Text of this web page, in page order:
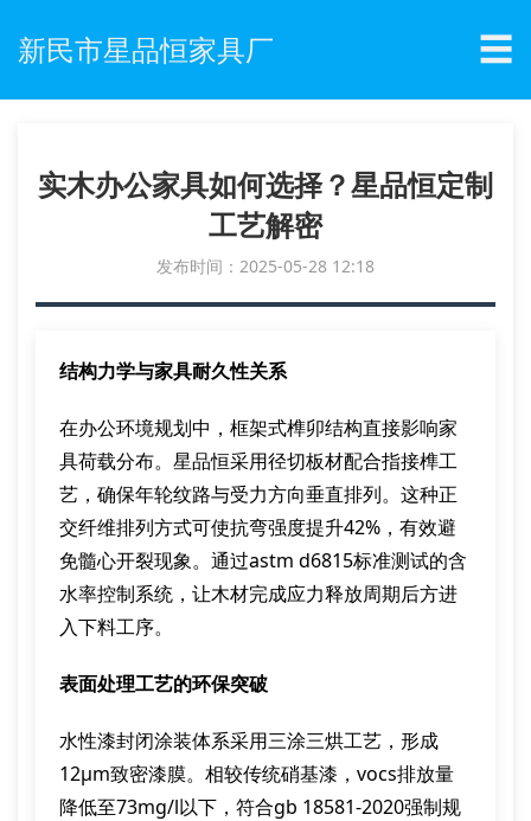
新民市星品恒家具厂 ☰
实木办公家具如何选择？星品恒定制
工艺解密
发布时间：2025-05-28 12:18
结构力学与家具耐久性关系
在办公环境规划中，框架式榫卯结构直接影响家
具荷载分布。星品恒采用径切板材配合指接榫工
艺，确保年轮纹路与受力方向垂直排列。这种正
交纤维排列方式可使抗弯强度提升42%，有效避
免髓心开裂现象。通过astm d6815标准测试的含
水率控制系统，让木材完成应力释放周期后方进
入下料工序。
表面处理工艺的环保突破
水性漆封闭涂装体系采用三涂三烘工艺，形成
12μm致密漆膜。相较传统硝基漆，vocs排放量
降低至73mg/l以下，符合gb 18581-2020强制规